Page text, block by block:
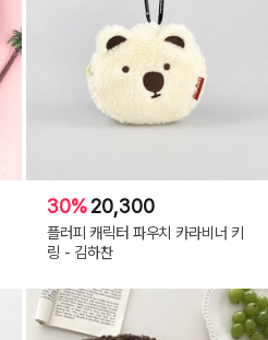
30%20,300
플러피 캐릭터 파우치 카라비너 키
링 - 김하찬